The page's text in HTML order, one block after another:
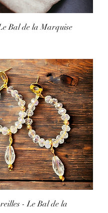
Bal de la Marquise
- Le Bal de la